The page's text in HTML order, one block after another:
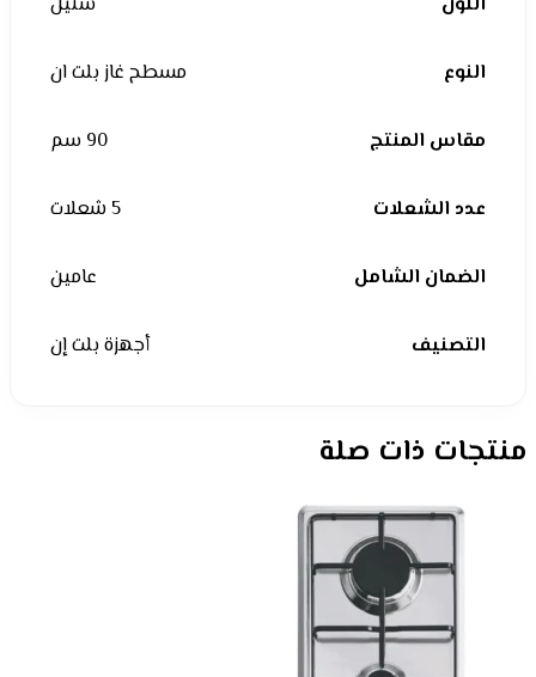
النوع مسطح غاز بلت ان
مقاس المنتج 90 سم
عدد الشعلات 5 شعلات
الضمان الشامل عامين
التصنيف أجهزة بلت إن
منتجات ذات صلة